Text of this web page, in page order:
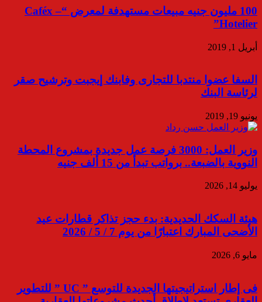
100 مليون جنيه مبيعات مستهدفة لمعرض “Caféx –
Hotelier”
أبريل 1, 2019
السفا عضوا منتدبا للتجارى وفابنك إيجبت وترشيح صقر
لرئاسة البنك
يونيو 19, 2019
وزير العمل: 3000 فرصة عمل جديدة بمشروع المحطة
النووية بالضبعة.. برواتب تبدأ من 15 ألف جنيه
يوليو 14, 2026
هيئة السكك الحديدية: بدء حجز تذاكر قطارات عيد
الأضحى المبارك اعتبارًا من يوم 7 / 5 / 2026
مايو 6, 2026
فى إطار استراتيجيتها الجديدة للتوسع ” UC ” للتطوير